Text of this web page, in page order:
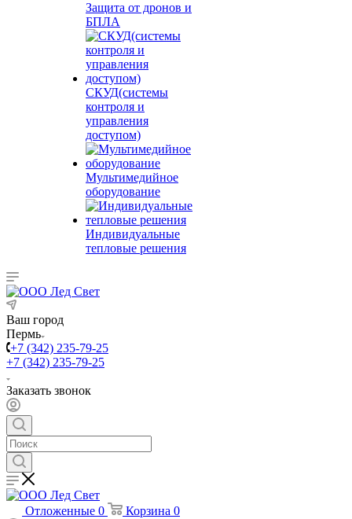
Защита от дронов и
БПЛА
СКУД(системы
контроля и
управления
доступом)
Мультимедийное
оборудование
Индивидуальные
тепловые решения
Ваш город
Пермь
+7 (342) 235-79-25
+7 (342) 235-79-25
Заказать звонок
Отложенные 0 Корзина 0